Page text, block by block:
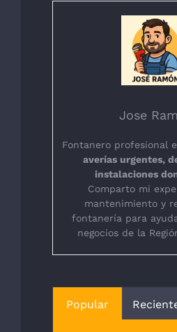
Jose
Fontanero profesional
averías urgentes,
instalaciones
Comparto mi
mantenimiento y
fontanería para
negocios de la
Popular